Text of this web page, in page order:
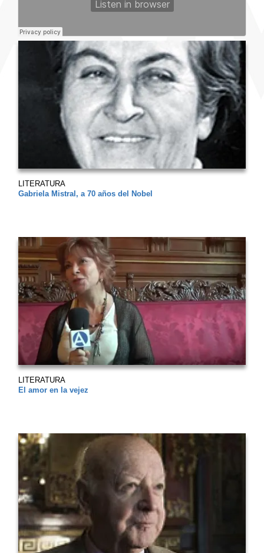
LITERATURA
Gabriela Mistral, a 70 años del Nobel
LITERATURA
El amor en la vejez